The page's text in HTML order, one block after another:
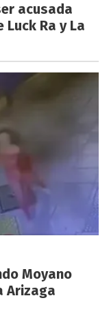
acusada
Ra y La
Moyano
Arizaga